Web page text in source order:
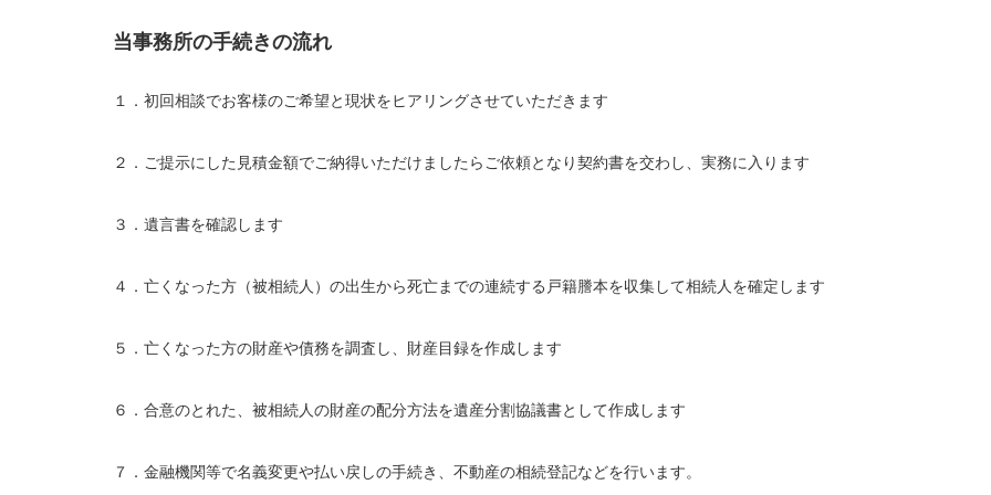
当事務所の手続きの流れ
１．初回相談でお客様のご希望と現状をヒアリングさせていただきます
２．ご提示にした見積金額でご納得いただけましたらご依頼となり契約書を交わし、実務に入ります
３．遺言書を確認します
４．亡くなった方（被相続人）の出生から死亡までの連続する戸籍謄本を収集して相続人を確定します
５．亡くなった方の財産や債務を調査し、財産目録を作成します
６．合意のとれた、被相続人の財産の配分方法を遺産分割協議書として作成します
７．金融機関等で名義変更や払い戻しの手続き、不動産の相続登記などを行います。